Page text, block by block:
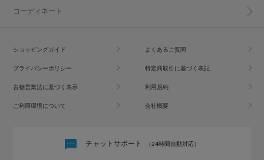
コーディネート
ショッピングガイド よくあるご質問
プライバシーポリシー 特定商取引に基づく表記
古物営業法に基づく表示 利用規約
ご利用環境について 会社概要
チャットサポート （24時間自動対応）